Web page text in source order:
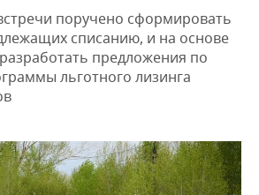
ПФО
поручено сформировать
списанию, и на основе
предложения по
льготного лизинга